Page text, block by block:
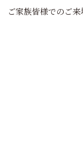
ご家族皆様でのご来